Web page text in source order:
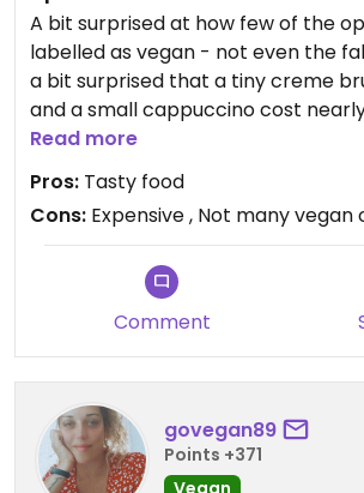
A bit surprised at how few of the
labelled as vegan - not even the
a bit surprised that a tiny creme
and a small cappuccino cost
main was very delicious - but I don’t
Updated from previous review on
Read more
Pros: Tasty food
Cons: Expensive , Not many vegan
Comment
govegan89
Points +371
Vegan